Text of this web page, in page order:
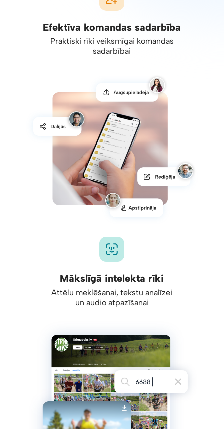
Efektīva komandas sadarbība
Praktiski rīki veiksmīgai komandas
sadarbībai
Mākslīgā intelekta rīki
Attēlu meklēšanai, tekstu analīzei
un audio atpazīšanai